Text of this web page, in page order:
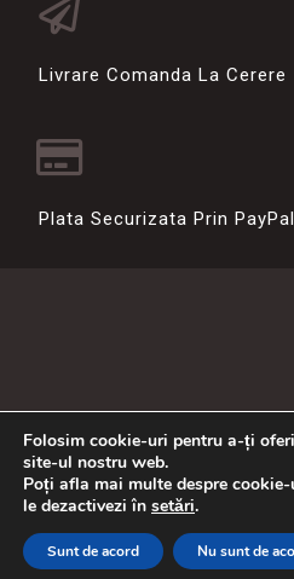
Livrare Comanda La Cerere
Plata Securizata Prin
www.florariilegardenia.ro © 2013
Folosim cookie-uri pentru a-ți
site-ul nostru web.
Poți afla mai multe despre
le dezactivezi în setări.
Sunt de acord Nu sunt de